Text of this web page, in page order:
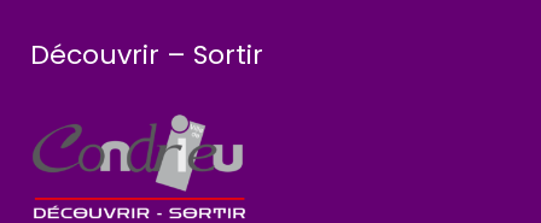
Découvrir – Sortir